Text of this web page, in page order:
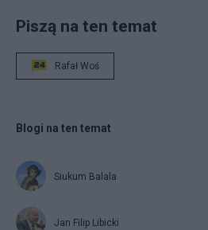
Piszą na ten temat
Rafał Woś
Blogi na ten temat
Siukum Balala
Jan Filip Libicki